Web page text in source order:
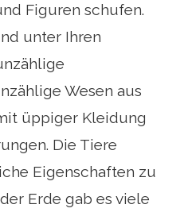
Figuren schufen.
unter Ihren
Wesen aus
üppiger Kleidung
Die Tiere
Eigenschaften zu
Erde gab es viele